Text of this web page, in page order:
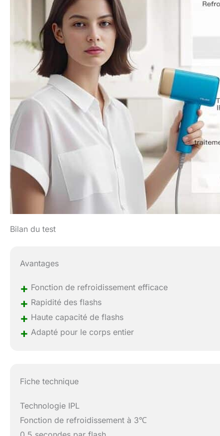
Bilan du test
Avantages
+ Fonction de refroidissement efficace
+ Rapidité des flashs
+ Haute capacité de flashs
+ Adapté pour le corps entier
Fiche technique
Technologie IPL
Fonction de refroidissement à 3℃